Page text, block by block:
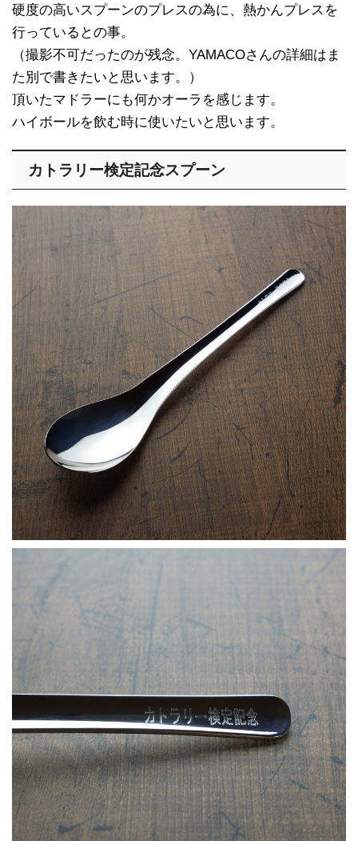
硬度の高いスプーンのプレスの為に、熱かんプレスを
行っているとの事。
（撮影不可だったのが残念。YAMACOさんの詳細はま
た別で書きたいと思います。）
頂いたマドラーにも何かオーラを感じます。
ハイボールを飲む時に使いたいと思います。
カトラリー検定記念スプーン